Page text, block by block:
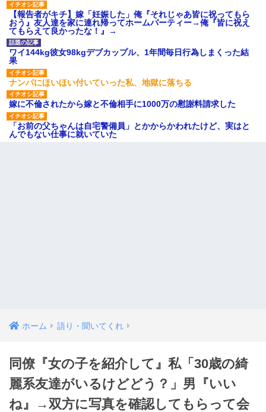
【報告者がキチ】嫁「妊娠した」俺『それじゃあ皆に祝ってもら
おう』友人達を家に連れ帰ってホームパーティー→俺『皆に祝え
てもらえて良かったな！』→
ワイ144kg彼女98kgデブカップル、1年間毎日行為しまくった結
果
ナンパにほいほい付いていった私、地獄に落ちる
嫁に不倫されたから嫁と不倫相手に1000万の慰謝料請求した
「お前の父ちゃんは自宅警備員」とかからかわれたけど、実はと
んでもない仕事に就いていた
ホーム 語り・聞いてくれ
同僚『女の子を紹介して』私「30歳の綺
麗系友達がいるけどどう？」男『いい
ね』→双方に写真を確認してもらって会